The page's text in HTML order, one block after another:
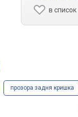
в список
прозора задня кришка